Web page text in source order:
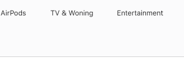
AirPods TV & Woning Entertainment